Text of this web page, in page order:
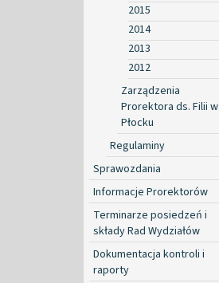
2015
2014
2013
2012
Zarządzenia
Prorektora ds. Filii w
Płocku
Regulaminy
Sprawozdania
Informacje Prorektorów
Terminarze posiedzeń i
składy Rad Wydziałów
Dokumentacja kontroli i
raporty